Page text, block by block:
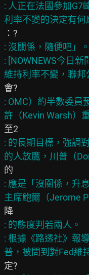
: 人正在法國參加G7
: 沒關係，隨便吧」
: [NOWNEWS今日
: OMC）約半數委員
: 的長期目標，強調
: 應是「沒關係，升
: 的態度判若兩人。
: 根據《路透社》報